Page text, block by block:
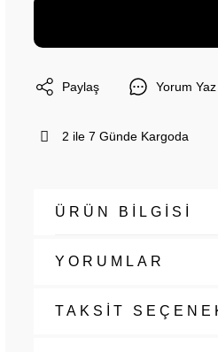
Paylaş Yorum Yaz
2 ile 7 Günde Kargoda
ÜRÜN BİLGİSİ
YORUMLAR
TAKSİT